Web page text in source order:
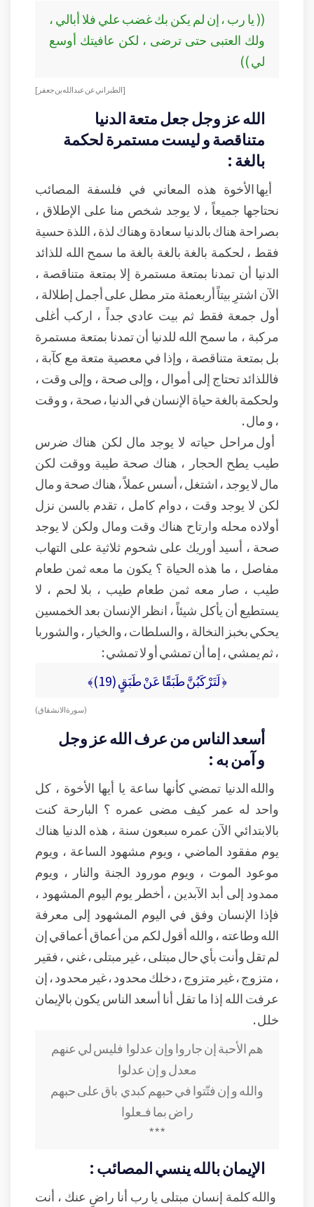
(( يا رب ، إن لم يكن بك غضب علي فلا أبالي ،
ولك العتبى حتى ترضى ، لكن عافيتك أوسع
لي ))
[ الطبراني عن عبد الله بن جعفر ]
الله عز وجل جعل متعة الدنيا
متناقصة و ليست مستمرة لحكمة
بالغة :
أيها الأخوة هذه المعاني في فلسفة المصائب
نحتاجها جميعاً ، لا يوجد شخص منا على الإطلاق ،
بصراحة هناك بالدنيا سعادة وهناك لذة ، اللذة حسية
فقط ، لحكمة بالغة بالغة بالغة ما سمح الله للذائد
الدنيا أن تمدنا بمتعة مستمرة إلا بمتعة متناقصة ،
الآن اشترِ بيتاً أربعمئة متر مطل على أجمل إطلالة ،
أول جمعة فقط ثم بيت عادي جداً ، اركب أغلى
مركبة ، ما سمح الله للدنيا أن تمدنا بمتعة مستمرة
بل بمتعة متناقصة ، وإذا في معصية متعة مع كآبة ،
فاللذائد تحتاج إلى أموال ، وإلى صحة ، وإلى وقت ،
ولحكمة بالغة حياة الإنسان في الدنيا ، صحة ، و وقت
، و مال .
أول مراحل حياته لا يوجد مال لكن هناك ضرس
طيب يطح الحجار ، هناك صحة طيبة ووقت لكن
مال لا يوجد ، اشتغل ، أسس عملاً ، هناك صحة و مال
لكن لا يوجد وقت ، دوام كامل ، تقدم بالسن نزل
أولاده محله وارتاح هناك وقت ومال ولكن لا يوجد
صحة ، أسيد أوريك على شحوم ثلاثية على التهاب
مفاصل ، ما هذه الحياة ؟ يكون ما معه ثمن طعام
طيب ، صار معه ثمن طعام طيب ، بلا لحم ، لا
يستطيع أن يأكل شيئاً ، انظر الإنسان بعد الخمسين
يحكي بخبز النخالة ، والسلطات ، والخيار ، والشوربا
، ثم يمشي ، إما أن تمشي أو لا تمشي :
﴿ لَتَرْكَبُنَّ طَبَقًا عَنْ طَبَقٍ (19)﴾
( سورة الانشقاق)
أسعد الناس من عرف الله عز وجل
و آمن به :
والله الدنيا تمضي كأنها ساعة يا أيها الأخوة ، كل
واحد له عمر كيف مضى عمره ؟ البارحة كنت
بالابتدائي الآن عمره سبعون سنة ، هذه الدنيا هناك
يوم مفقود الماضي ، ويوم مشهود الساعة ، ويوم
موعود الموت ، ويوم مورود الجنة والنار ، ويوم
ممدود إلى أبد الآبدين ، أخطر يوم اليوم المشهود ،
فإذا الإنسان وفق في اليوم المشهود إلى معرفة
الله وطاعته ، والله أقول لكم من أعماق أعماقي إن
لم تقل وأنت بأي حال مبتلى ، غير مبتلى ، غني ، فقير
، متزوج ، غير متزوج ، دخلك محدود ، غير محدود ، إن
عرفت الله إذا ما تقل أنا أسعد الناس يكون بالإيمان
خلل .
هم الأحبة إن جاروا وإن عدلوا فليس لي عنهم
معدل و إن عدلوا
والله و إن فتّتوا في حبهم كبدي باق على حبهم
راض بما فـعلوا
***
الإيمان بالله ينسي المصائب :
والله كلمة إنسان مبتلى يا رب أنا راضٍ عنك ، أنت